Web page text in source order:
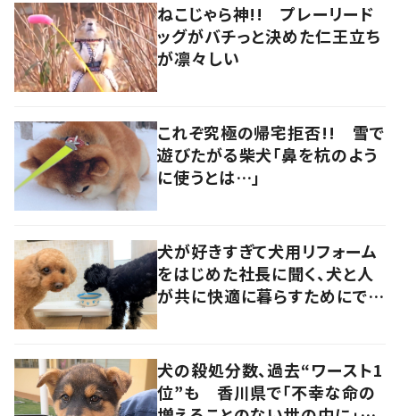
ねこじゃら神!! プレーリード
ッグがバチっと決めた仁王立ち
が凛々しい
これぞ究極の帰宅拒否!! 雪で
遊びたがる柴犬「鼻を杭のよう
に使うとは…」
犬が好きすぎて犬用リフォーム
をはじめた社長に聞く、犬と人
が共に快適に暮らすためにでき
犬の殺処分数、過去“ワースト1
位”も 香川県で「不幸な命の